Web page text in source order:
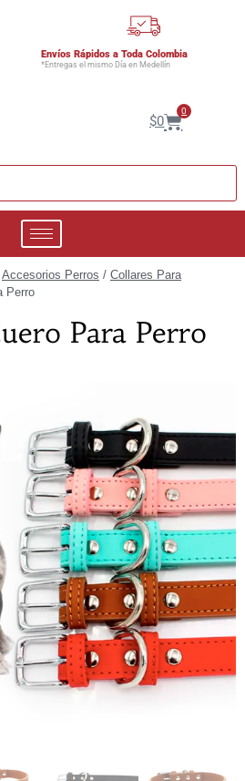
Envíos Rápidos a Toda Colombia
*Entregas el mismo Día en Medellín
$0
0
Accesorios Perros / Collares Para
Perro
Para Perro